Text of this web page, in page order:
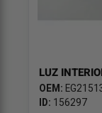
LUZ
OEM:
ID: 156297